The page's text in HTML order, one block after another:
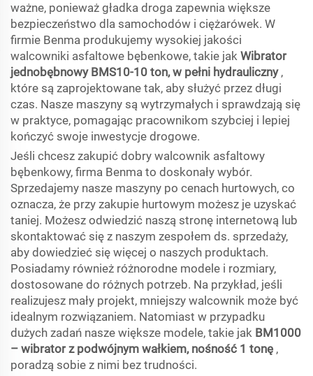
ważne, ponieważ gładka droga zapewnia większe
bezpieczeństwo dla samochodów i ciężarówek. W
firmie Benma produkujemy wysokiej jakości
walcowniki asfaltowe bębenkowe, takie jak Wibrator
jednobębnowy BMS10-10 ton, w pełni hydrauliczny ,
które są zaprojektowane tak, aby służyć przez długi
czas. Nasze maszyny są wytrzymałych i sprawdzają się
w praktyce, pomagając pracownikom szybciej i lepiej
kończyć swoje inwestycje drogowe.
Jeśli chcesz zakupić dobry walcownik asfaltowy
bębenkowy, firma Benma to doskonały wybór.
Sprzedajemy nasze maszyny po cenach hurtowych, co
oznacza, że przy zakupie hurtowym możesz je uzyskać
taniej. Możesz odwiedzić naszą stronę internetową lub
skontaktować się z naszym zespołem ds. sprzedaży,
aby dowiedzieć się więcej o naszych produktach.
Posiadamy również różnorodne modele i rozmiary,
dostosowane do różnych potrzeb. Na przykład, jeśli
realizujesz mały projekt, mniejszy walcownik może być
idealnym rozwiązaniem. Natomiast w przypadku
dużych zadań nasze większe modele, takie jak BM1000
– wibrator z podwójnym wałkiem, nośność 1 tonę ,
poradzą sobie z nimi bez trudności.